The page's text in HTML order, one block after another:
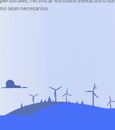
no sean necesarios.